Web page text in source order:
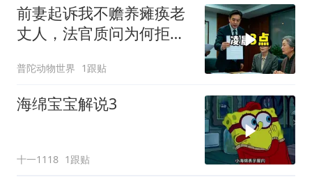
前妻起诉我不赡养瘫痪老
丈人，法官质问为何拒不
普陀动物世界 1跟贴
海绵宝宝解说3
十一1118 1跟贴